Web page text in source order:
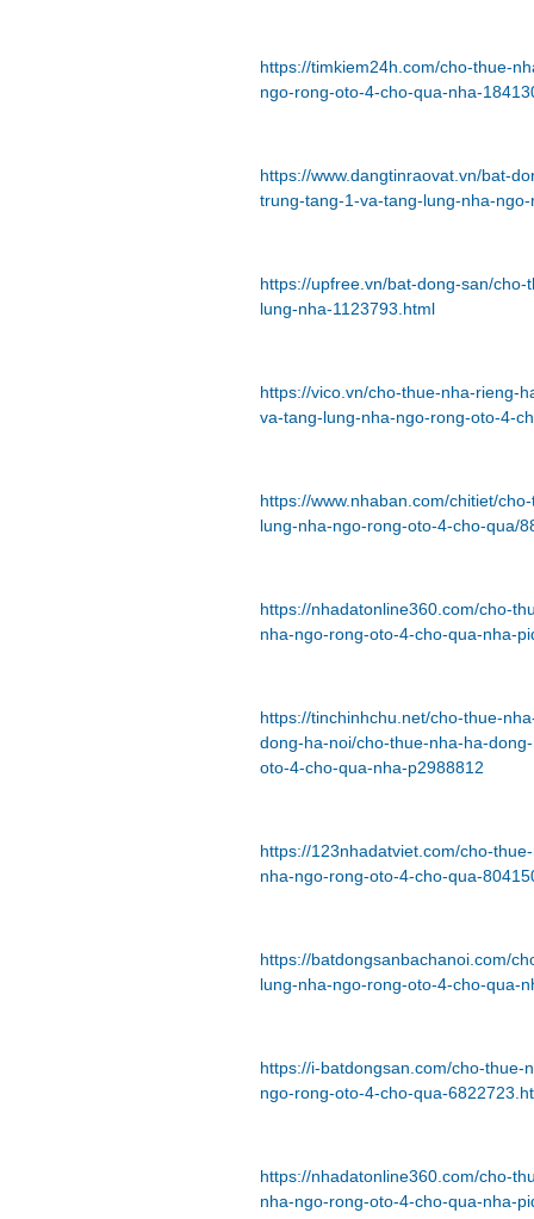
https://timkiem24h.com/cho-thue-
ngo-rong-oto-4-cho-qua-nha-
https://www.dangtinraovat.vn/bat-
trung-tang-1-va-tang-lung-nha-
https://upfree.vn/bat-dong-san/
lung-nha-1123793.html
https://vico.vn/cho-thue-nha-rieng-
va-tang-lung-nha-ngo-rong-oto-4-
https://www.nhaban.com/chitiet/
lung-nha-ngo-rong-oto-4-cho-qua/
https://nhadatonline360.com/cho-
nha-ngo-rong-oto-4-cho-qua-nha-
https://tinchinhchu.net/cho-thue-
dong-ha-noi/cho-thue-nha-ha-
oto-4-cho-qua-nha-p2988812
https://123nhadatviet.com/cho-
nha-ngo-rong-oto-4-cho-qua-
https://batdongsanbachanoi.com/
lung-nha-ngo-rong-oto-4-cho-qua-
https://i-batdongsan.com/cho-
ngo-rong-oto-4-cho-qua-
https://nhadatonline360.com/cho-
nha-ngo-rong-oto-4-cho-qua-nha-